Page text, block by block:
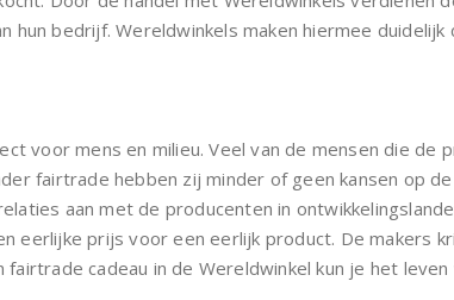
hun bedrijf. Wereldwinkels maken hiermee
voor mens en milieu. Veel van de mensen die de
fairtrade hebben zij minder of geen kansen op
aan met de producenten in
eerlijke prijs voor een eerlijk product. De makers
cadeau in de Wereldwinkel kun je het